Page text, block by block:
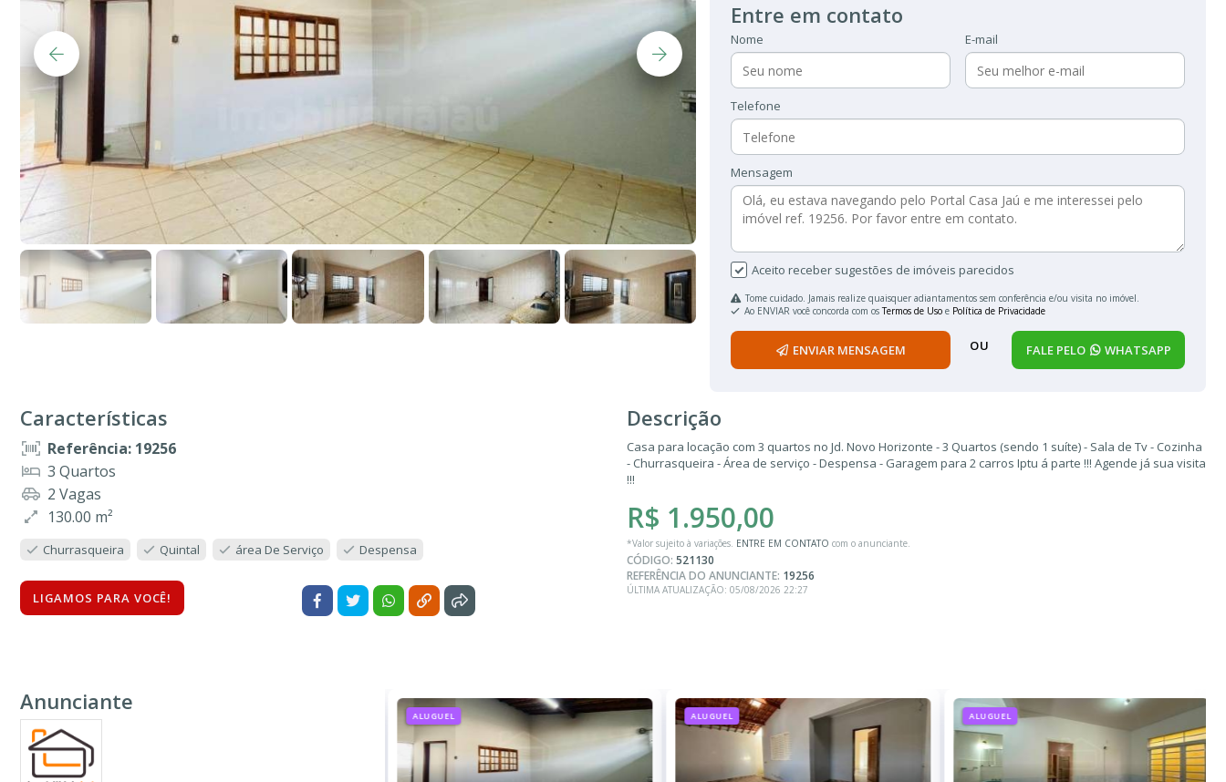
Entre em contato
Nome E-mail
Telefone
Mensagem
Aceito receber sugestões de imóveis parecidos
Tome cuidado. Jamais realize quaisquer adiantamentos sem conferência e/ou visita no imóvel.
Ao ENVIAR você concorda com osTermos de Uso e Política de Privacidade
ENVIAR MENSAGEM OU FALE PELO WHATSAPP
Características
Referência: 19256
3 Quartos
2 Vagas
130.00 m²
Churrasqueira Quintal área De Serviço Despensa
LIGAMOS PARA VOCÊ!
Descrição
Casa para locação com 3 quartos no Jd. Novo Horizonte - 3 Quartos (sendo 1 suíte) - Sala de Tv - Cozinha
- Churrasqueira - Área de serviço - Despensa - Garagem para 2 carros Iptu á parte !!! Agende já sua visita
!!!
R$ 1.950,00
*Valor sujeito à variações. ENTRE EM CONTATO com o anunciante.
CÓDIGO: 521130
REFERÊNCIA DO ANUNCIANTE: 19256
ÚLTIMA ATUALIZAÇÃO: 05/08/2026 22:27
Anunciante
ALUGUEL ALUGUEL ALUGUEL